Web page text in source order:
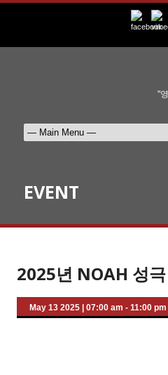
"
EVENT
2025년 NOAH 성
May 13 2025 07:00 am - 11:00 pm